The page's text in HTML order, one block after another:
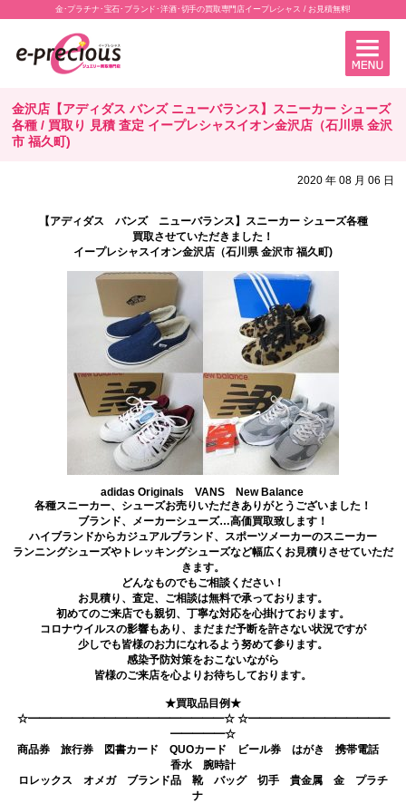
金･プラチナ･宝石･ブランド･洋酒･切手の買取専門店イープレシャス / お見積無料!
金沢店【アディダス バンズ ニューバランス】スニーカー シューズ
各種 / 買取り 見積 査定 イープレシャスイオン金沢店（石川県 金沢
市 福久町)
2020 年 08 月 06 日
【アディダス バンズ ニューバランス】スニーカー シューズ各種
買取させていただきました！
イープレシャスイオン金沢店（石川県 金沢市 福久町)
adidas Originals VANS New Balance
各種スニーカー、シューズお売りいただきありがとうございました！
ブランド、メーカーシューズ…高価買取致します！
ハイブランドからカジュアルブランド、スポーツメーカーのスニーカー
ランニングシューズやトレッキングシューズなど幅広くお見積りさせていただ
きます。
どんなものでもご相談ください！
お見積り、査定、ご相談は無料で承っております。
初めてのご来店でも親切、丁寧な対応を心掛けております。
コロナウイルスの影響もあり、まだまだ予断を許さない状況ですが
少しでも皆様のお力になれるよう努めて参ります。
感染予防対策をおこないながら
皆様のご来店を心よりお待ちしております。
★買取品目例★
☆━━━━━━━━━━━━━━━━━━☆ ☆━━━━━━━━━━━━━
━━━━━☆
商品券 旅行券 図書カード QUOカード ビール券 はがき 携帯電話
香水 腕時計
ロレックス オメガ ブランド品 靴 バッグ 切手 貴金属 金 プラチ
ナ